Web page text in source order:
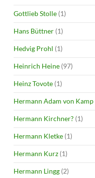
Gottlieb Stolle (1)
Hans Büttner (1)
Hedvig Prohl (1)
Heinrich Heine (97)
Heinz Tovote (1)
Hermann Adam von Kamp
Hermann Kirchner? (1)
Hermann Kletke (1)
Hermann Kurz (1)
Hermann Lingg (2)